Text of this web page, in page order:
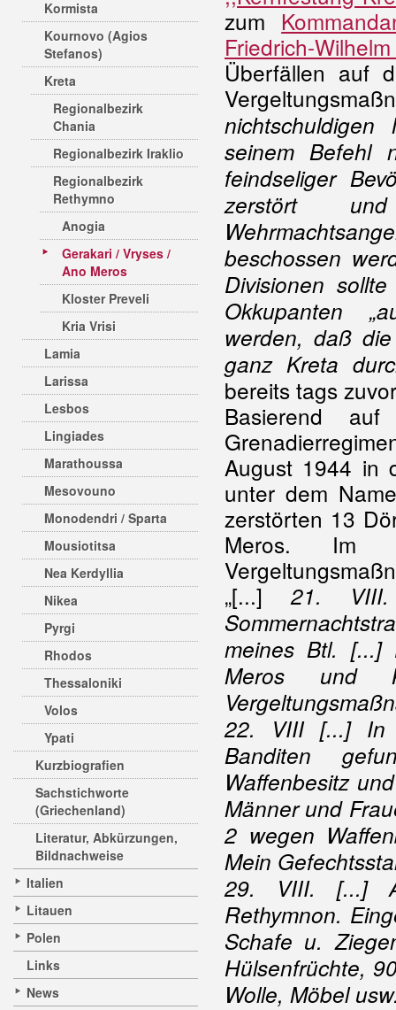
Kormista
Kournovo (Agios
Stefanos)
Kreta
Regionalbezirk
Chania
Regionalbezirk Iraklio
Regionalbezirk
Rethymno
Anogia
Gerakari / Vryses /
Ano Meros
Kloster Preveli
Kria Vrisi
Lamia
Larissa
Lesbos
Lingiades
Marathoussa
Mesovouno
Monodendri / Sparta
Mousiotitsa
Nea Kerdyllia
Nikea
Pyrgi
Rhodos
Thessaloniki
Volos
Ypati
Kurzbiografien
Sachstichworte
(Griechenland)
Literatur, Abkürzungen,
Bildnachweise
Italien
Litauen
Polen
Links
News
zum
Friedrich-
Überfällen auf
seinem Befehl
feindseliger
zerstört
beschossen
Divisionen
Okkupanten
werden, daß
ganz Kreta
bereits tags
Basierend
August 1944 in
unter dem
zerstörten 13
Meros. Im
„[...]21. VIII.
meines Btl. [...]
Meros und
22. VIII [...] In
Banditen
Waffenbesitz
Männer und
2 wegen
Mein
29. VIII. [...]
Rethymnon.
Schafe u.
Hülsenfrüchte,
Wolle, Möbel